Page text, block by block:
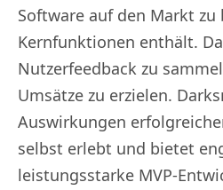
Software auf den Markt
Kernfunktionen enthält.
Nutzerfeedback zu
Umsätze zu erzielen.
Auswirkungen
selbst erlebt und bietet
leistungsstarke MVP-